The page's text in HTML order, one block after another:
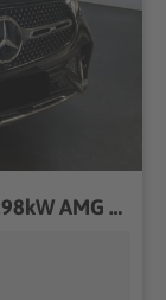
Mercedes-Benz GLC 300 d 270PS/198kW AMG Line 9G-Tronic 4Matic 2026 +AHK +Fahren Assistent Paket 198kW (269PS), Autom. 9-Gang, Allrad